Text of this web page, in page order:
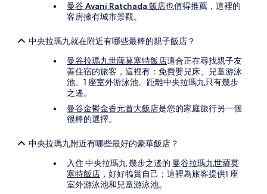
曼谷 Avani Ratchada 飯店也值得推薦，這裡的
客房擁有城市景觀。
中央拉瑪九就在附近有哪些最棒的親子飯店？
曼谷拉瑪九世薩莫塞特飯店適合正在尋找親子友
善住宿的旅客，這裡有：免費嬰兒床、兒童游泳
池、1 座室外游泳池。距離中央拉瑪九只有幾步
之遙。
曼谷金鬱金香元首大飯店是您的家庭旅行另一個
很棒的選擇。
中央拉瑪九附近有哪些最好的豪華飯店？
入住 中央拉瑪九 幾步之遙的 曼谷拉瑪九世薩莫
塞特飯店 ，好好犒賞自己；這裡為旅客提供1 座
室外游泳池和兒童游泳池。